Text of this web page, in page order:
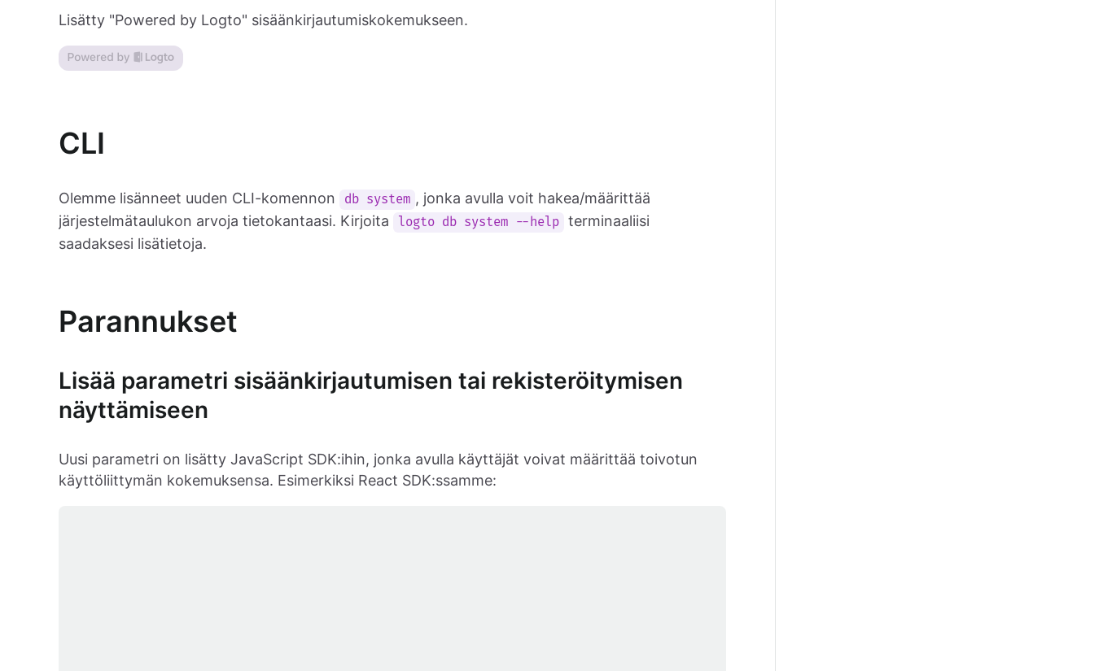
Lisätty "Powered by Logto" sisäänkirjautumiskokemukseen.
CLI
Olemme lisänneet uuden CLI-komennon db system , jonka avulla voit hakea/määrittää
järjestelmätaulukon arvoja tietokantaasi. Kirjoita
logto db system --help terminaaliisi
saadaksesi lisätietoja.
Parannukset
Lisää parametri sisäänkirjautumisen tai rekisteröitymisen
näyttämiseen
Uusi parametri on lisätty JavaScript SDK:ihin, jonka avulla käyttäjät voivat määrittää toivotun
käyttöliittymän kokemuksensa. Esimerkiksi React SDK:ssamme: